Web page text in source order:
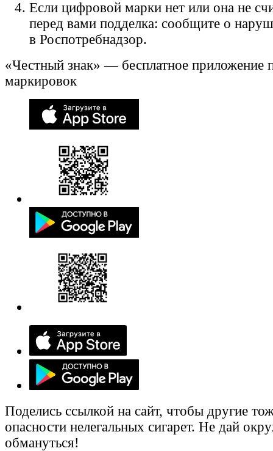
Если цифровой марки нет или она не
перед вами подделка: сообщите о
в Роспотребнадзор.
«Честный знак» — бесплатное приложение
маркировок
Поделись ссылкой на сайт, чтобы другие
опасности нелегальных сигарет. Не дай
обмануться!